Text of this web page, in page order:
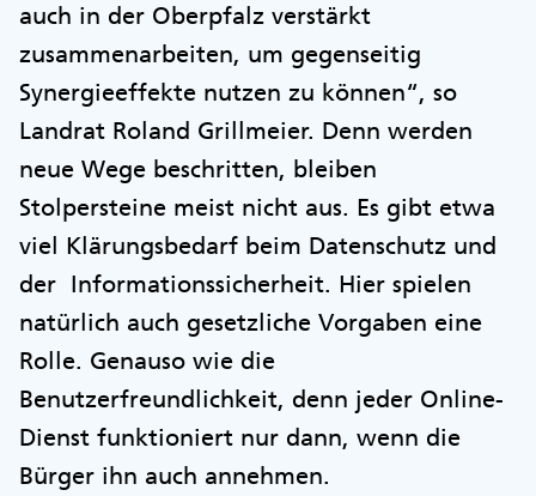
auch in der Oberpfalz verstärkt
zusammenarbeiten, um gegenseitig
Synergieeffekte nutzen zu können“, so
Landrat Roland Grillmeier. Denn werden
neue Wege beschritten, bleiben
Stolpersteine meist nicht aus. Es gibt etwa
viel Klärungsbedarf beim Datenschutz und
der Informationssicherheit. Hier spielen
natürlich auch gesetzliche Vorgaben eine
Rolle. Genauso wie die
Benutzerfreundlichkeit, denn jeder Online-
Dienst funktioniert nur dann, wenn die
Bürger ihn auch annehmen.